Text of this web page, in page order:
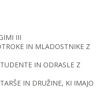
III
IN MLADOSTNIKE Z
IN ODRASLE Z
IN DRUŽINE, KI IMAJO